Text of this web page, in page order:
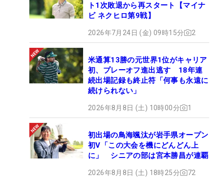
ト1次敗退から再スタート【マイナ
ビ ネクヒロ第9戦】
2026年7月24日 (金) 09時15分 2
米通算13勝の元世界1位がキャリア
初、プレーオフ進出逃す 18年連
続出場記録も終止符「何事も永遠に
続けられない」
2026年8月8日 (土) 10時00分 1
初出場の鳥海颯汰が岩手県オープン
初V「この大会を機にどんどん上
に」 シニアの部は宮本勝昌が連覇
2026年8月8日 (土) 18時25分 72